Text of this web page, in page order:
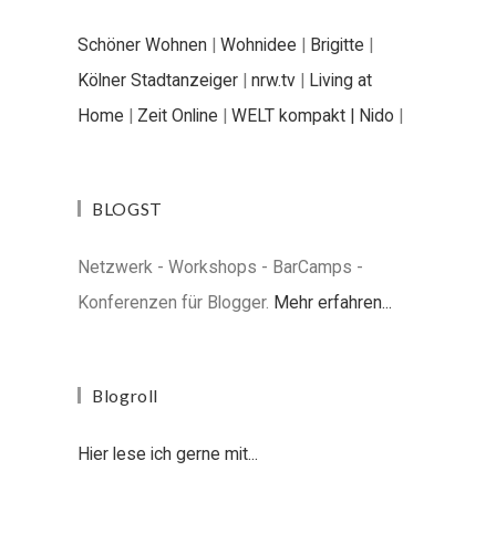
Schöner Wohnen | Wohnidee | Brigitte |
Kölner Stadtanzeiger | nrw.tv | Living at
Home | Zeit Online | WELT kompakt | Nido |
BLOGST
Netzwerk - Workshops - BarCamps -
Konferenzen für Blogger. Mehr erfahren...
Blogroll
Hier lese ich gerne mit...